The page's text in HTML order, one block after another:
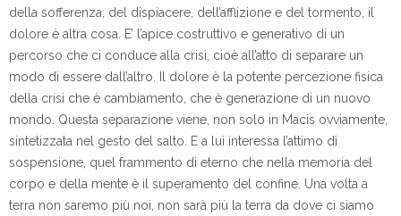
della sofferenza, del dispiacere, dell’afflizione e del tormento, il
dolore è altra cosa. E’ l’apice costruttivo e generativo di un
percorso che ci conduce alla crisi, cioè all’atto di separare un
modo di essere dall’altro. Il dolore è la potente percezione fisica
della crisi che è cambiamento, che è generazione di un nuovo
mondo. Questa separazione viene, non solo in Macis ovviamente,
sintetizzata nel gesto del salto. E a lui interessa l’attimo di
sospensione, quel frammento di eterno che nella memoria del
corpo e della mente è il superamento del confine. Una volta a
terra non saremo più noi, non sarà più la terra da dove ci siamo